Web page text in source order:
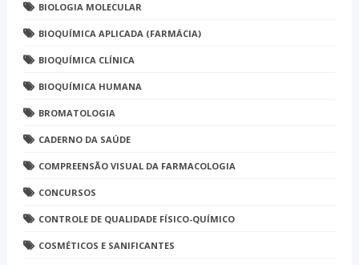
BIOLOGIA MOLECULAR
BIOQUÍMICA APLICADA (FARMÁCIA)
BIOQUÍMICA CLÍNICA
BIOQUÍMICA HUMANA
BROMATOLOGIA
CADERNO DA SAÚDE
COMPREENSÃO VISUAL DA FARMACOLOGIA
CONCURSOS
CONTROLE DE QUALIDADE FÍSICO-QUÍMICO
COSMÉTICOS E SANIFICANTES